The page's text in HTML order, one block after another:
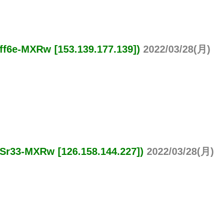
MXRw [153.139.177.139]) 2022/03/28(月)
MXRw [126.158.144.227]) 2022/03/28(月)